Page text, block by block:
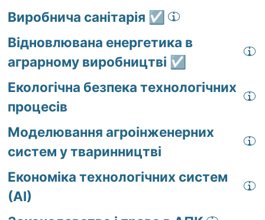
Виробнича санітарія ☑️
Відновлювана енергетика в
аграрному виробництві ☑️
Екологічна безпека технологічних
процесів
Моделювання агроінженерних
систем у тваринництві
Економіка технологічних систем
(АІ)